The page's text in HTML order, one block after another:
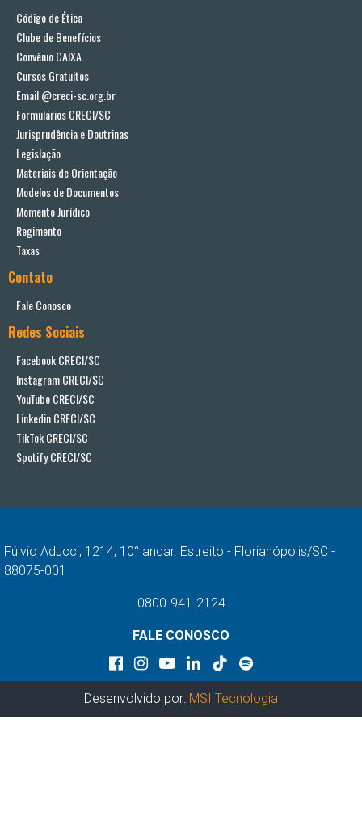
Código de Ética
Clube de Benefícios
Convênio CAIXA
Cursos Gratuitos
Email @creci-sc.org.br
Formulários CRECI/SC
Jurisprudência e Doutrinas
Legislação
Materiais de Orientação
Modelos de Documentos
Momento Jurídico
Regimento
Taxas
Contato
Fale Conosco
Redes Sociais
Facebook CRECI/SC
Instagram CRECI/SC
YouTube CRECI/SC
Linkedin CRECI/SC
TikTok CRECI/SC
Spotify CRECI/SC
Fúlvio Aducci, 1214, 10° andar. Estreito - Florianópolis/SC -
88075-001
0800-941-2124
FALE CONOSCO
Desenvolvido por: MSI Tecnologia